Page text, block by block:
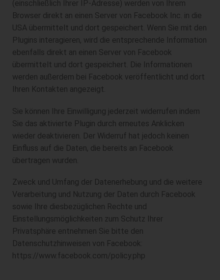
(einschließlich Ihrer IP-Adresse) werden von Ihrem
Browser direkt an einen Server von Facebook Inc. in die
USA übermittelt und dort gespeichert. Wenn Sie mit den
Plugins interagieren, wird die entsprechende Information
ebenfalls direkt an einen Server von Facebook
übermittelt und dort gespeichert. Die Informationen
werden außerdem bei Facebook veröffentlicht und dort
Ihren Kontakten angezeigt.
Sie können Ihre Einwilligung jederzeit widerrufen indem
Sie das aktivierte Plugin durch erneutes Anklicken
wieder deaktivieren. Der Widerruf hat jedoch keinen
Einfluss auf die Daten, die bereits an Facebook
übertragen wurden.
Zweck und Umfang der Datenerhebung und die weitere
Verarbeitung und Nutzung der Daten durch Facebook
sowie Ihre diesbezüglichen Rechte und
Einstellungsmöglichkeiten zum Schutz Ihrer
Privatsphäre entnehmen Sie bitte den
Datenschutzhinweisen von Facebook:
https://www.facebook.com/policy.php